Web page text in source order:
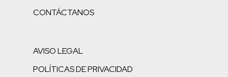
CONTÁCTANOS
AVISO LEGAL
POLÍTICAS DE PRIVACIDAD